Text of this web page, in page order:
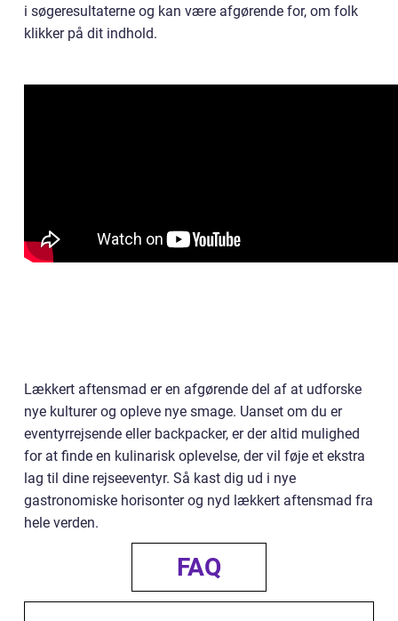
i søgeresultaterne og kan være afgørende for, om folk
klikker på dit indhold.
Lækkert aftensmad er en afgørende del af at udforske
nye kulturer og opleve nye smage. Uanset om du er
eventyrrejsende eller backpacker, er der altid mulighed
for at finde en kulinarisk oplevelse, der vil føje et ekstra
lag til dine rejseeventyr. Så kast dig ud i nye
gastronomiske horisonter og nyd lækkert aftensmad fra
hele verden.
FAQ